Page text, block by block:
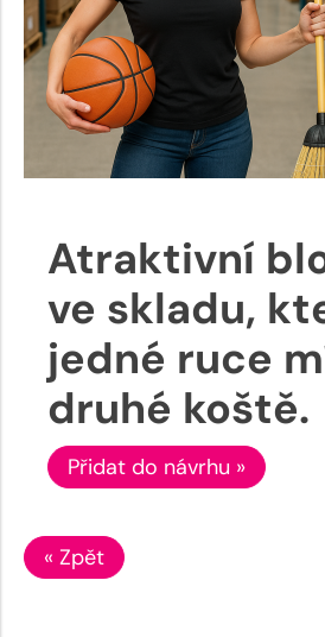
Atraktivní
ve skladu,
jedné ruce
druhé koště.
Přidat do návrhu »
« Zpět